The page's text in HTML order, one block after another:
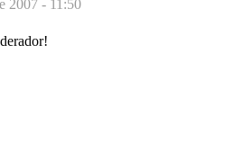
2007 - 11:50